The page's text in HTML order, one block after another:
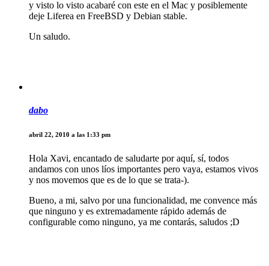
y visto lo visto acabaré con este en el Mac y posiblemente
deje Liferea en FreeBSD y Debian stable.
Un saludo.
dabo
abril 22, 2010 a las 1:33 pm
Hola Xavi, encantado de saludarte por aquí, sí, todos
andamos con unos líos importantes pero vaya, estamos vivos
y nos movemos que es de lo que se trata-).
Bueno, a mi, salvo por una funcionalidad, me convence más
que ninguno y es extremadamente rápido además de
configurable como ninguno, ya me contarás, saludos ;D